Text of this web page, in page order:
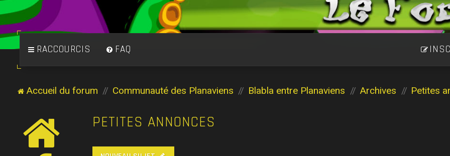
RACCOURCIS FAQ
Accueil du forum Communauté des Planaviens Blabla entre Planaviens Archives Petites
PETITES ANNONCES